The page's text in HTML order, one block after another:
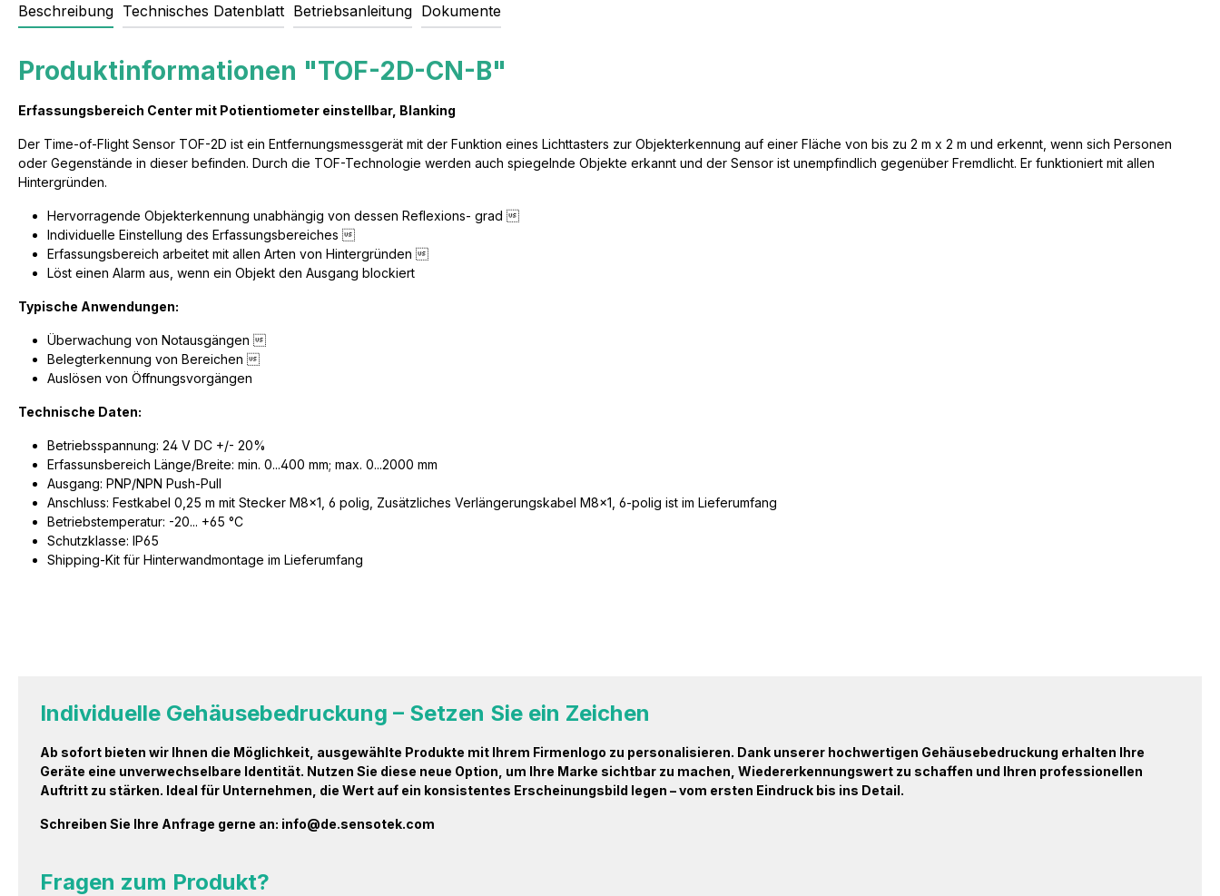
Beschreibung Technisches Datenblatt Betriebsanleitung Dokumente
Produktinformationen "TOF-2D-CN-B"
Erfassungsbereich Center mit Potientiometer einstellbar, Blanking
Der Time-of-Flight Sensor TOF-2D ist ein Entfernungsmessgerät mit der Funktion eines Lichttasters zur Objekterkennung auf einer Fläche von bis zu 2 m x 2 m und erkennt, wenn sich Personen
oder Gegenstände in dieser befinden. Durch die TOF-Technologie werden auch spiegelnde Objekte erkannt und der Sensor ist unempfindlich gegenüber Fremdlicht. Er funktioniert mit allen
Hintergründen.
Hervorragende Objekterkennung unabhängig von dessen Reflexions- grad
Individuelle Einstellung des Erfassungsbereiches
Erfassungsbereich arbeitet mit allen Arten von Hintergründen
Löst einen Alarm aus, wenn ein Objekt den Ausgang blockiert
Typische Anwendungen:
Überwachung von Notausgängen
Belegterkennung von Bereichen
Auslösen von Öffnungsvorgängen
Technische Daten:
Betriebsspannung: 24 V DC +/- 20%
Erfassunsbereich Länge/Breite: min. 0...400 mm; max. 0...2000 mm
Ausgang: PNP/NPN Push-Pull
Anschluss: Festkabel 0,25 m mit Stecker M8x1, 6 polig, Zusätzliches Verlängerungskabel M8x1, 6-polig ist im Lieferumfang
Betriebstemperatur: -20... +65 °C
Schutzklasse: IP65
Shipping-Kit für Hinterwandmontage im Lieferumfang
Individuelle Gehäusebedruckung – Setzen Sie ein Zeichen
Ab sofort bieten wir Ihnen die Möglichkeit, ausgewählte Produkte mit Ihrem Firmenlogo zu personalisieren. Dank unserer hochwertigen Gehäusebedruckung erhalten Ihre
Geräte eine unverwechselbare Identität. Nutzen Sie diese neue Option, um Ihre Marke sichtbar zu machen, Wiedererkennungswert zu schaffen und Ihren professionellen
Auftritt zu stärken. Ideal für Unternehmen, die Wert auf ein konsistentes Erscheinungsbild legen – vom ersten Eindruck bis ins Detail.
Schreiben Sie Ihre Anfrage gerne an: info@de.sensotek.com
Fragen zum Produkt?